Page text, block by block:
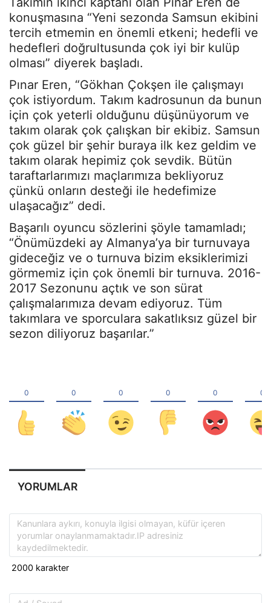
konuşmasına “Yeni sezonda Samsun ekibini
tercih etmemin en önemli etkeni; hedefli ve
hedefleri doğrultusunda çok iyi bir kulüp
olması” diyerek başladı.
Pınar Eren, “Gökhan Çokşen ile çalışmayı
çok istiyordum. Takım kadrosunun da bunun
için çok yeterli olduğunu düşünüyorum ve
takım olarak çok çalışkan bir ekibiz. Samsun
çok güzel bir şehir buraya ilk kez geldim ve
takım olarak hepimiz çok sevdik. Bütün
taraftarlarımızı maçlarımıza bekliyoruz
çünkü onların desteği ile hedefimize
ulaşacağız” dedi.
Başarılı oyuncu sözlerini şöyle tamamladı;
“Önümüzdeki ay Almanya’ya bir turnuvaya
gideceğiz ve o turnuva bizim eksiklerimizi
görmemiz için çok önemli bir turnuva. 2016-
2017 Sezonunu açtık ve son sürat
çalışmalarımıza devam ediyoruz. Tüm
takımlara ve sporculara sakatlıksız güzel bir
sezon diliyoruz başarılar.”
YORUMLAR